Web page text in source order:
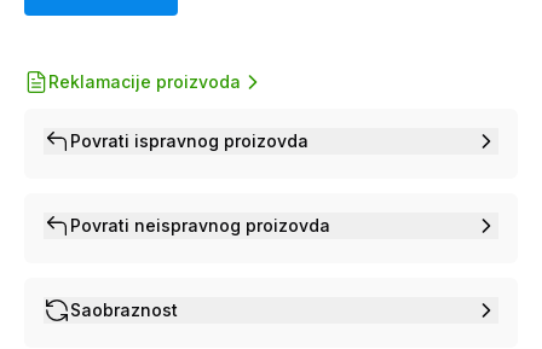
Reklamacije proizvoda
Povrati ispravnog proizovda
Povrati neispravnog proizovda
Saobraznost